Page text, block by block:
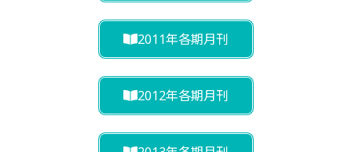
2011年各期月刊
2012年各期月刊